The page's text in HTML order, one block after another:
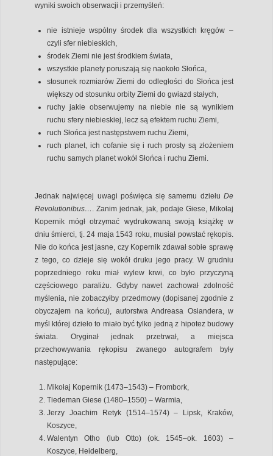
wyniki swoich obserwacji i przemyśleń:
nie istnieje wspólny środek dla wszystkich kręgów –
czyli sfer niebieskich,
środek Ziemi nie jest środkiem świata,
wszystkie planety poruszają się naokoło Słońca,
stosunek rozmiarów Ziemi do odległości do Słońca jest
większy od stosunku orbity Ziemi do gwiazd stałych,
ruchy jakie obserwujemy na niebie nie są wynikiem
ruchu sfery niebieskiej, lecz są efektem ruchu Ziemi,
ruch Słońca jest następstwem ruchu Ziemi,
ruch planet, ich cofanie się i ruch prosty są złożeniem
ruchu samych planet wokół Słońca i ruchu Ziemi.
Jednak najwięcej uwagi poświęca się samemu dziełu De
Revolutionibus…
. Zanim jednak, jak, podaje Giese, Mikołaj
Kopernik mógł otrzymać wydrukowaną swoją książkę w
dniu śmierci, tj. 24 maja 1543 roku, musiał powstać rękopis.
Nie do końca jest jasne, czy Kopernik zdawał sobie sprawę
z tego, co dzieje się wokół druku jego pracy. W grudniu
poprzedniego roku miał wylew krwi, co było przyczyną
częściowego paraliżu. Gdyby nawet zachował zdolność
myślenia, nie zobaczyłby przedmowy (dopisanej zgodnie z
obyczajem na końcu), autorstwa Andreasa Osiandera, w
myśl której dzieło to miało być tylko jedną z hipotez budowy
świata. Oryginał jednak przetrwał, a miejsca
przechowywania rękopisu zwanego autografem były
następujące:
Mikołaj Kopernik (1473–1543) – Frombork,
Tiedeman Giese (1480–1550) – Warmia,
Jerzy Joachim Retyk (1514–1574) – Lipsk, Kraków,
Koszyce,
Walentyn Otho (lub Otto) (ok. 1545–ok. 1603) –
Koszyce, Heidelberg,